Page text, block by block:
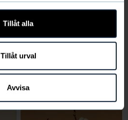
Tillåt alla
Tillåt urval
Avvisa
LÄGG TILL